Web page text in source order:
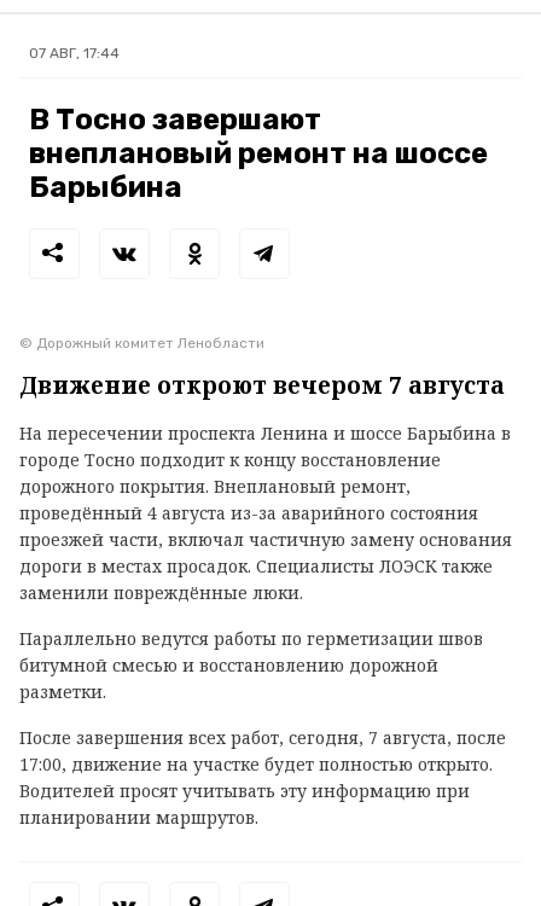
07 АВГ, 17:44
В Тосно завершают
внеплановый ремонт на шоссе
Барыбина
© Дорожный комитет Ленобласти
Движение откроют вечером 7 августа
На пересечении проспекта Ленина и шоссе Барыбина в
городе Тосно подходит к концу восстановление
дорожного покрытия. Внеплановый ремонт,
проведённый 4 августа из-за аварийного состояния
проезжей части, включал частичную замену основания
дороги в местах просадок. Специалисты ЛОЭСК также
заменили повреждённые люки.
Параллельно ведутся работы по герметизации швов
битумной смесью и восстановлению дорожной
разметки.
После завершения всех работ, сегодня, 7 августа, после
17:00, движение на участке будет полностью открыто.
Водителей просят учитывать эту информацию при
планировании маршрутов.